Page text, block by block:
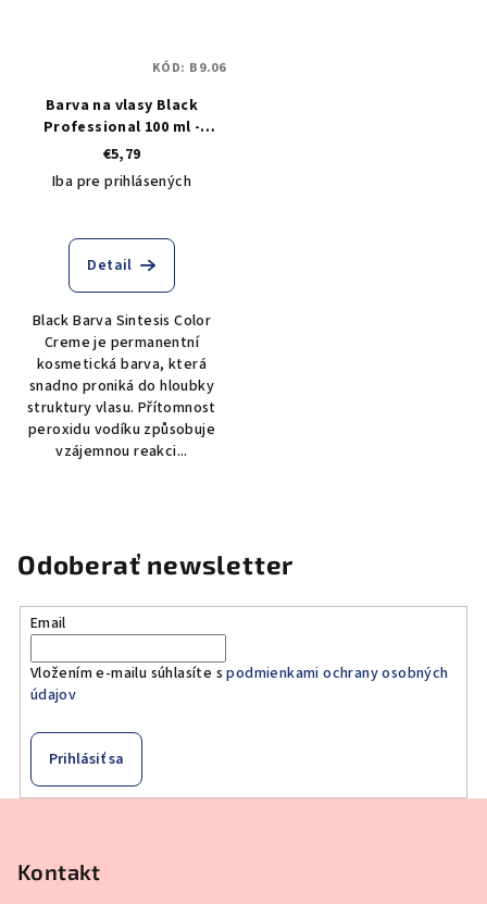
Barva na vlasy Black
Professional 100 ml -
odstín 9.06 teplý ultra
světlý blond
€5,79
Iba pre prihlásených
Detail
Black Barva Sintesis Color
Creme je permanentní
kosmetická barva, která
snadno proniká do hloubky
struktury vlasu. Přítomnost
peroxidu vodíku způsobuje
vzájemnou reakci...
KÓD: B9.06
Odoberať newsletter
Email
Vložením e-mailu súhlasíte spodmienkami ochrany osobných
údajov
Prihlásiť sa
Kontakt